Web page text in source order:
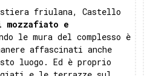
friulana, Castello
mozzafiato e
le mura del complesso è
affascinati anche
luogo. Ed è proprio